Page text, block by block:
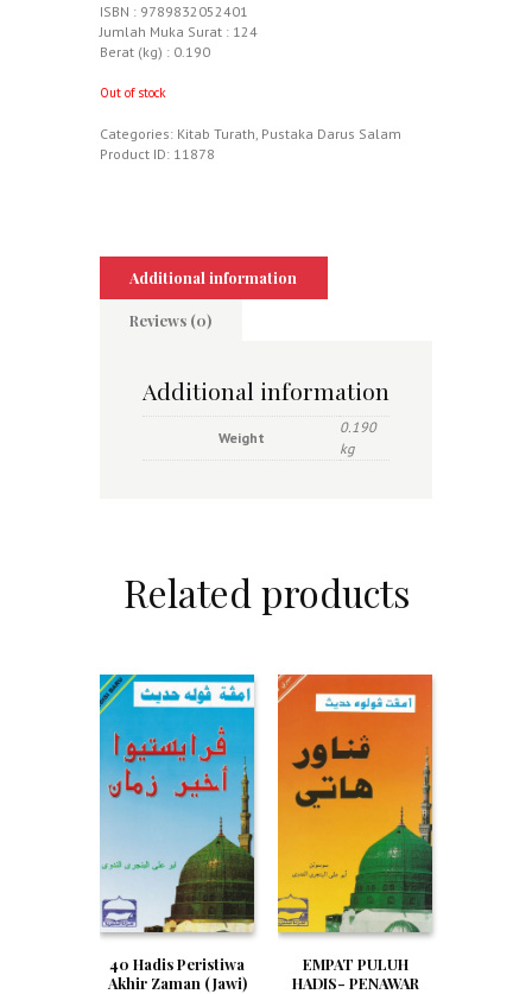
ISBN : 9789832052401
Jumlah Muka Surat : 124
Berat (kg) : 0.190
Out of stock
Categories: Kitab Turath, Pustaka Darus Salam
Product ID: 11878
Additional information
Reviews (0)
Additional information
Weight
0.190
kg
Related products
40 Hadis Peristiwa
Akhir Zaman (Jawi)
EMPAT PULUH
HADIS- PENAWAR